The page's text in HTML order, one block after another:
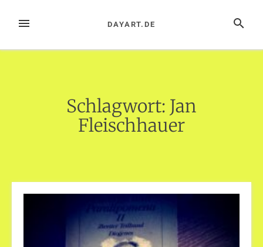
InhaltMENÜ SUCHE
DAYART.DE
Schlagwort: Jan
Fleischhauer